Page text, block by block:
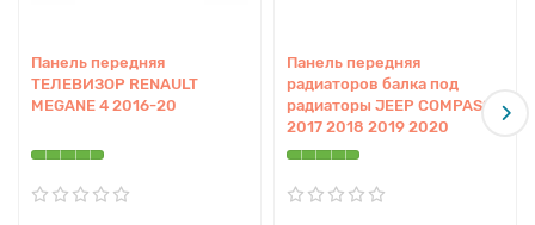
Панель передняя
ТЕЛЕВИЗОР RENAULT
MEGANE 4 2016-20
Панель передняя
радиаторов балка под
радиаторы JEEP COMPASS
2017 2018 2019 2020